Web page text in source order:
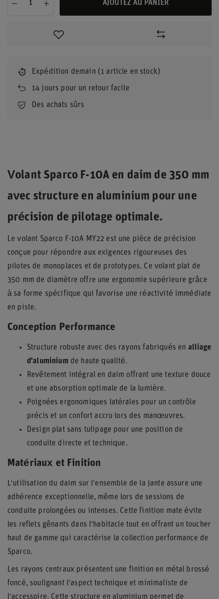
AJOUTEZ AU PANIER
Expédition demain (1 article en stock)
14 jours pour un retour facile
Des achats sûrs
Volant Sparco F-10A en daim de 350 mm
avec structure en aluminium pour une
précision de pilotage optimale.
Le volant Sparco F-10A MY22 est une pièce de précision
conçue pour répondre aux exigences rigoureuses des
pilotes de monoplaces et de prototypes. Ce volant plat de
350 mm de diamètre offre une ergonomie supérieure grâce
à sa forme spécifique qui favorise une réactivité immédiate
en piste.
Conception Performance
Structure robuste avec des rayons fabriqués en alliage
d'aluminium de haute qualité.
Revêtement intégral en daim offrant une texture douce
et une absorption optimale de la lumière.
Poignées ergonomiques latérales pour un contrôle
précis et un confort accru lors des manœuvres.
Design plat sans tulipage pour une position de
conduite directe et technique.
Matériaux et Finition
L'utilisation du daim sur l'ensemble de la jante assure une
adhérence exceptionnelle, même lors de sessions de
conduite prolongées ou intenses. Cette finition mate évite
les reflets gênants dans l'habitacle tout en offrant un toucher
haut de gamme qui caractérise la collection performance de
Sparco.
Les rayons centraux présentent une finition en métal brossé
foncé, soulignant l'aspect technique et minimaliste de
l'accessoire. Cette structure en aluminium permet de